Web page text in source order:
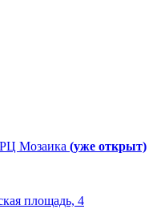
Мозаика (уже открыт)
площадь, 4